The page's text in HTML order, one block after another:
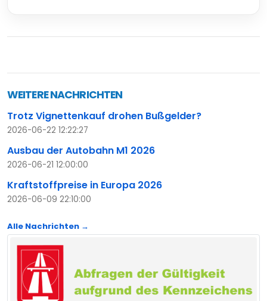
WEITERE NACHRICHTEN
Trotz Vignettenkauf drohen Bußgelder?
2026-06-22 12:22:27
Ausbau der Autobahn M1 2026
2026-06-21 12:00:00
Kraftstoffpreise in Europa 2026
2026-06-09 22:10:00
Alle Nachrichten →